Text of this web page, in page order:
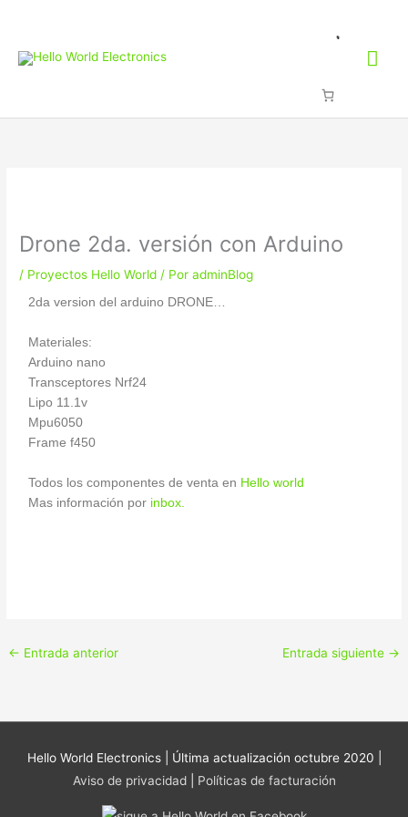
contenido
Drone 2da. versión con Arduino
/ Proyectos Hello World / PoradminBlog
2da version del arduino DRONE…
Materiales:
Arduino nano
Transceptores Nrf24
Lipo 11.1v
Mpu6050
Frame f450
Todos los componentes de venta en Hello world
Mas información por inbox.
← Entrada anterior Entrada siguiente →
Hello World Electronics| Última actualización octubre 2020 |
Aviso de privacidad| Políticas de facturación